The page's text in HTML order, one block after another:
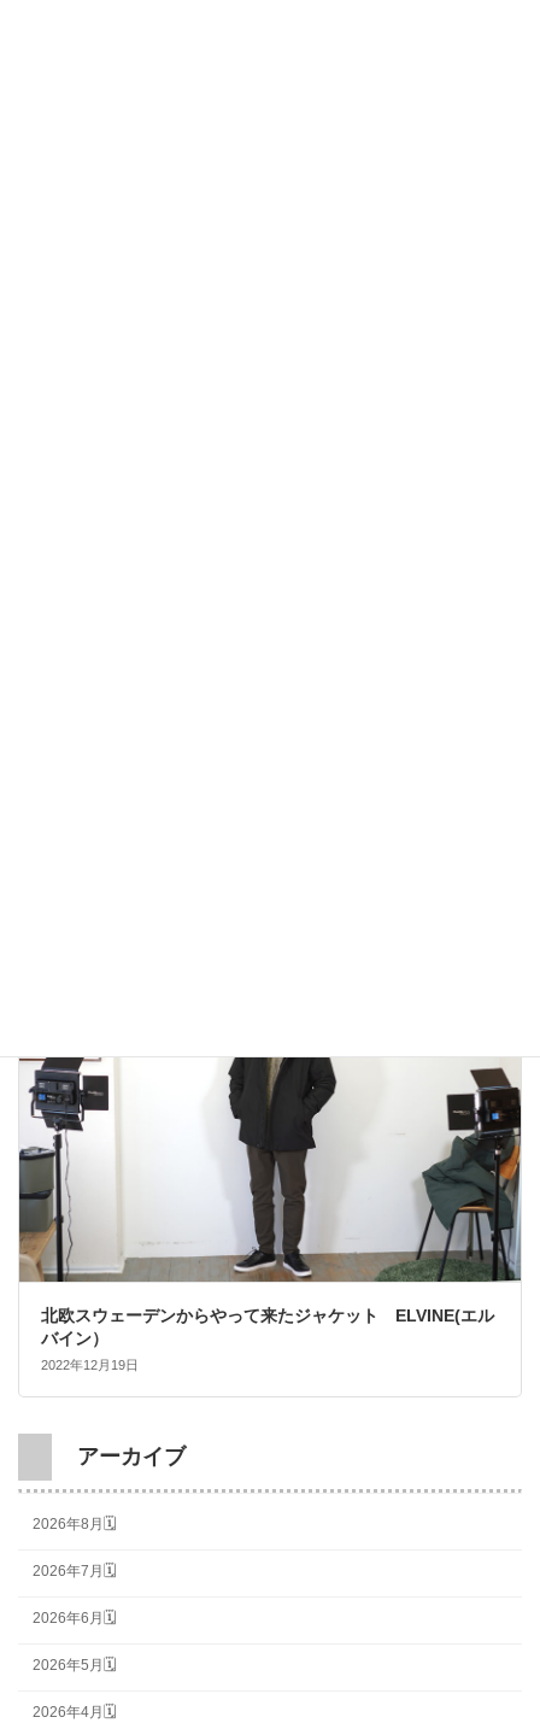
北欧スウェーデンからやって来たジャケット ELVINE(エル
バイン）
2022年12月19日
アーカイブ
2026年8月🗓
2026年7月🗓
2026年6月🗓
2026年5月🗓
2026年4月🗓